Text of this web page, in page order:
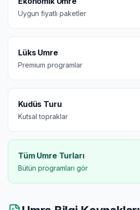
Uygun fiyatlı paketler
Lüks Umre
Premium programlar
Kudüs Turu
Kutsal topraklar
Tüm Umre Turları
Bütün programları gör